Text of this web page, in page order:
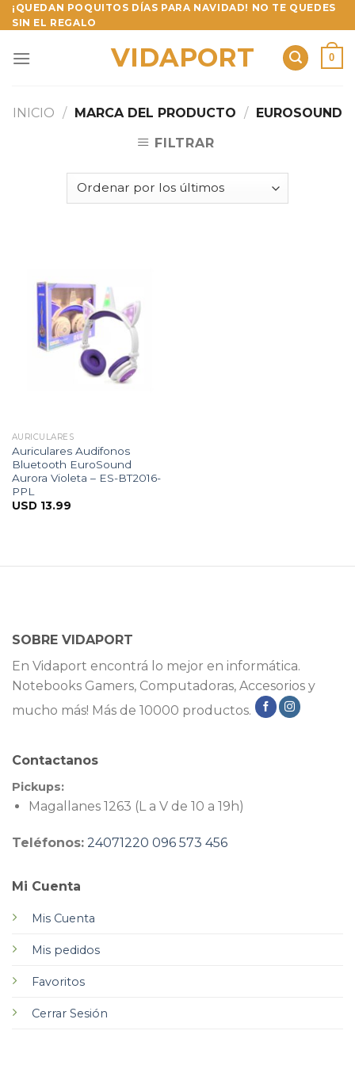
Skip
to
¡QUEDAN POQUITOS DÍAS PARA NAVIDAD! NO TE QUEDES
SIN EL REGALO
VIDAPORT 0
INICIO / MARCA DEL PRODUCTO / EUROSOUND
FILTRAR
AURICULARES
Auriculares Audifonos
Bluetooth EuroSound
Aurora Violeta – ES-BT2016-
PPL
USD 13.99
SOBRE VIDAPORT
En Vidaport encontrá lo mejor en informática.
Notebooks Gamers, Computadoras, Accesorios y
mucho más! Más de 10000 productos.
Mi Cuenta
Mis Cuenta
Mis pedidos
Favoritos
Cerrar Sesión
Contactanos
Pickups:
Magallanes 1263 (L a V de 10 a 19h)
Teléfonos: 24071220 096 573 456